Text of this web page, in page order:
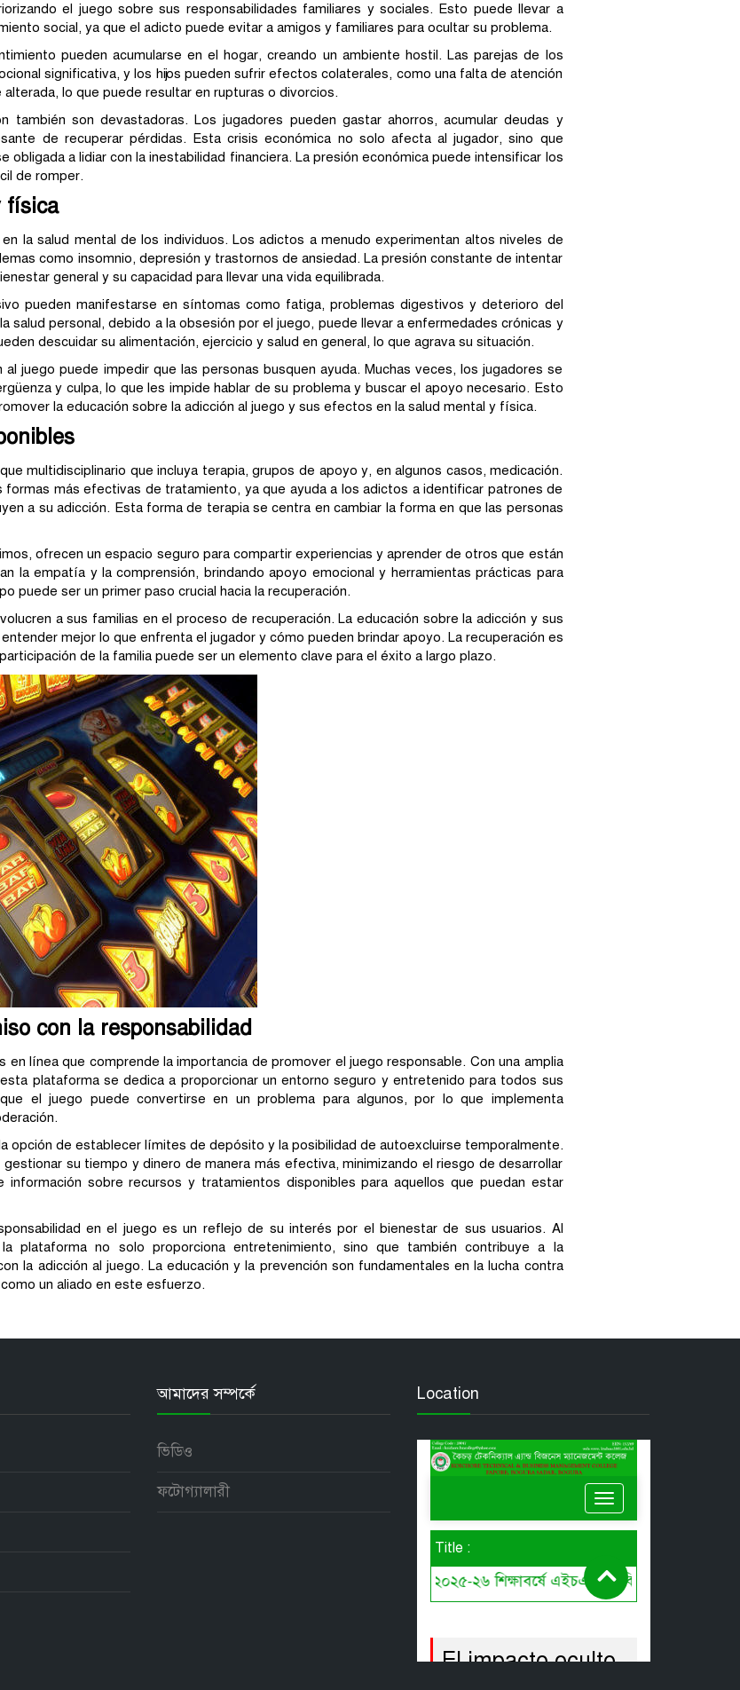
el juego sobre sus responsabilidades familiares y sociales. Esto puede llevar a
social, ya que el adicto puede evitar a amigos y familiares para ocultar su problema.
pueden acumularse en el hogar, creando un ambiente hostil. Las parejas de los
significativa, y los hijos pueden sufrir efectos colaterales, como una falta de atención
lo que puede resultar en rupturas o divorcios.
también son devastadoras. Los jugadores pueden gastar ahorros, acumular deudas y
de recuperar pérdidas. Esta crisis económica no solo afecta al jugador, sino que
obligada a lidiar con la inestabilidad financiera. La presión económica puede intensificar los
de romper.
física
la salud mental de los individuos. Los adictos a menudo experimentan altos niveles de
como insomnio, depresión y trastornos de ansiedad. La presión constante de intentar
general y su capacidad para llevar una vida equilibrada.
pueden manifestarse en síntomas como fatiga, problemas digestivos y deterioro del
salud personal, debido a la obsesión por el juego, puede llevar a enfermedades crónicas y
descuidar su alimentación, ejercicio y salud en general, lo que agrava su situación.
juego puede impedir que las personas busquen ayuda. Muchas veces, los jugadores se
y culpa, lo que les impide hablar de su problema y buscar el apoyo necesario. Esto
la educación sobre la adicción al juego y sus efectos en la salud mental y física.
multidisciplinario que incluya terapia, grupos de apoyo y, en algunos casos, medicación.
formas más efectivas de tratamiento, ya que ayuda a los adictos a identificar patrones de
a su adicción. Esta forma de terapia se centra en cambiar la forma en que las personas
ofrecen un espacio seguro para compartir experiencias y aprender de otros que están
la empatía y la comprensión, brindando apoyo emocional y herramientas prácticas para
puede ser un primer paso crucial hacia la recuperación.
a sus familias en el proceso de recuperación. La educación sobre la adicción y sus
mejor lo que enfrenta el jugador y cómo pueden brindar apoyo. La recuperación es
de la familia puede ser un elemento clave para el éxito a largo plazo.
con la responsabilidad
en línea que comprende la importancia de promover el juego responsable. Con una amplia
plataforma se dedica a proporcionar un entorno seguro y entretenido para todos sus
el juego puede convertirse en un problema para algunos, por lo que implementa
opción de establecer límites de depósito y la posibilidad de autoexcluirse temporalmente.
su tiempo y dinero de manera más efectiva, minimizando el riesgo de desarrollar
información sobre recursos y tratamientos disponibles para aquellos que puedan estar
en el juego es un reflejo de su interés por el bienestar de sus usuarios. Al
plataforma no solo proporciona entretenimiento, sino que también contribuye a la
la adicción al juego. La educación y la prevención son fundamentales en la lucha contra
un aliado en este esfuerzo.
আমাদের সম্পর্কে
ভিডিও
ফটোগ্যালারী
Location